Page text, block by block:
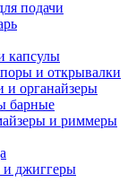
подачи
капсулы
и открывалки
органайзеры
барные
и риммеры
и джиггеры